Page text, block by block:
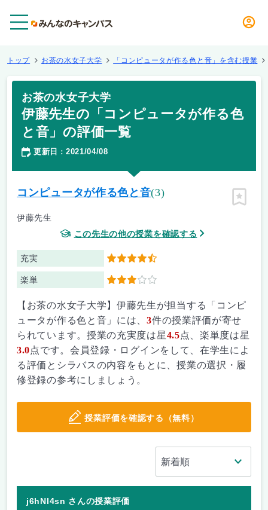
トップ お茶の水女子大学 「コンピュータが作る色と音」を含む授業
お茶の水女子大学
伊藤先生の「コンピュータが作る色
と音」の評価一覧
更新日 ： 2021/04/08
コンピュータが作る色と音(3)
伊藤先生
この先生の他の授業を確認する
充実 4.5
楽単 3
ピン留
【お茶の水女子大学】伊藤先生が担当する「コンピ
ュータが作る色と音」には、3件の授業評価が寄せ
られています。授業の充実度は星4.5点、楽単度は星
3.0点です。会員登録・ログインをして、在学生によ
る評価とシラバスの内容をもとに、授業の選択・履
修登録の参考にしましょう。
授業評価を確認する（無料）
j6hNI4sn さんの授業評価